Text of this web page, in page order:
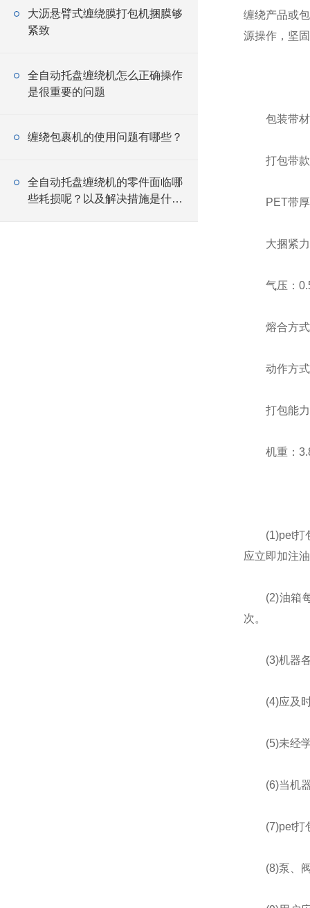
大沥悬臂式缠绕膜打包机捆膜够
紧致
全自动托盘缠绕机怎么正确操作
是很重要的问题
缠绕包裹机的使用问题有哪些？
全自动托盘缠绕机的零件面临哪
些耗损呢？以及解决措施是什
缠绕产品或
源操作，坚
包装带材
打包带款
PET带厚
大捆紧力
气压：
熔合方式：
动作方式
打包能力
机重：
(1)pet打包
应立即加注
(2)油箱每
次。
(3)机器各
(4)应及时
(5)未经学
(6)当机器
(7)pet打包
(8)泵、阀